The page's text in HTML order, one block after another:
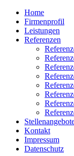
Home
Firmenprofil
Leistungen
Referenzen
Kontakt
Impressum
Datenschutz